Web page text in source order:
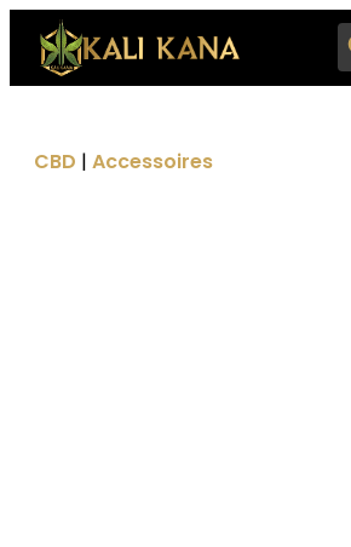
CBD | Accessoires